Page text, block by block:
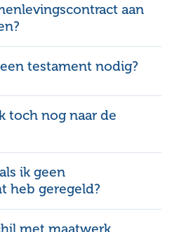
aan
testament nodig?
Contact
toch nog naar de
ik geen
heb geregeld?
- partners
- enkel
met maatwerk